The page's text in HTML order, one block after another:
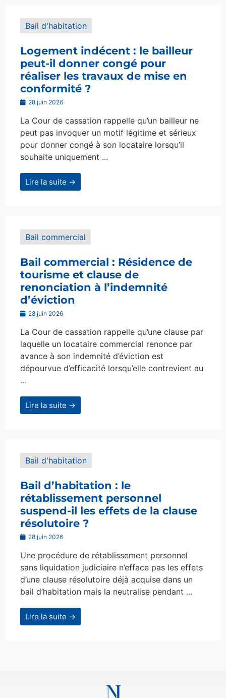
Bail d'habitation
Logement indécent : le bailleur
peut-il donner congé pour
réaliser les travaux de mise en
conformité ?
28 juin 2026
La Cour de cassation rappelle qu’un bailleur ne
peut pas invoquer un motif légitime et sérieux
pour donner congé à son locataire lorsqu’il
souhaite uniquement ...
Lire la suite →
Bail commercial
Bail commercial : Résidence de
tourisme et clause de
renonciation à l’indemnité
d’éviction
28 juin 2026
La Cour de cassation rappelle qu’une clause par
laquelle un locataire commercial renonce par
avance à son indemnité d’éviction est
dépourvue d’efficacité lorsqu’elle contrevient au
...
Lire la suite →
Bail d'habitation
Bail d’habitation : le
rétablissement personnel
suspend-il les effets de la clause
résolutoire ?
28 juin 2026
Une procédure de rétablissement personnel
sans liquidation judiciaire n’efface pas les effets
d’une clause résolutoire déjà acquise dans un
bail d’habitation mais la neutralise pendant ...
Lire la suite →